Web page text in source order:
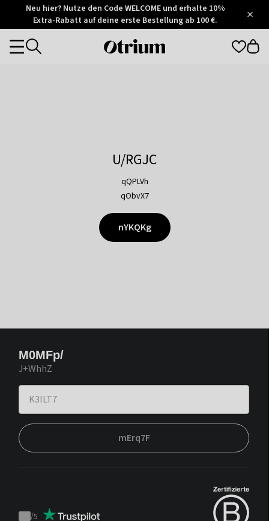
Otrium
Trustpilot
Neu hier? Nutze den Code WELCOME und erhalte 10%
Extra-Rabatt auf deine erste Bestellung ab 100 €.
Otrium
Categories
U/RGJC
qQPLVh
qObvX7
nYKQKg
M0MFp/
J+WhhZ
mErq7F
/5